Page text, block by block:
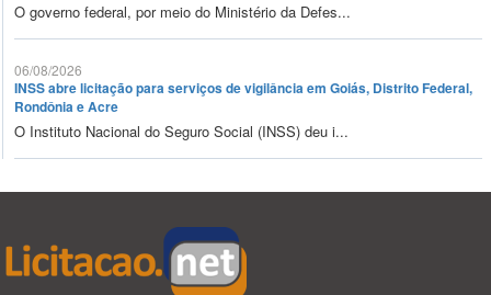
O governo federal, por meio do Ministério da Defes...
06/08/2026
INSS abre licitação para serviços de vigilância em Goiás, Distrito Federal,
Rondônia e Acre
O Instituto Nacional do Seguro Social (INSS) deu i...